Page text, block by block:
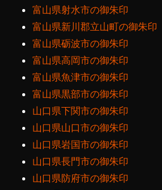
富山県射水市の御朱印
富山県新川郡立山町の御朱印
富山県砺波市の御朱印
富山県高岡市の御朱印
富山県魚津市の御朱印
富山県黒部市の御朱印
山口県下関市の御朱印
山口県山口市の御朱印
山口県岩国市の御朱印
山口県長門市の御朱印
山口県防府市の御朱印